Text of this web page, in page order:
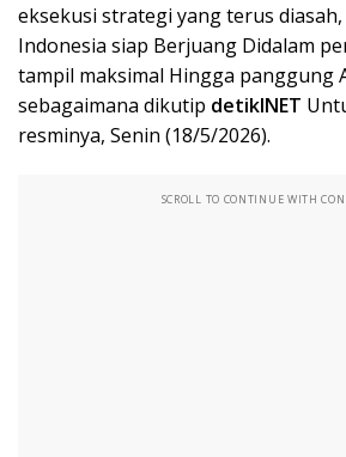
eksekusi strategi yang terus
Indonesia siap Berjuang Didalam
tampil maksimal Hingga panggung
sebagaimana dikutip detikINET
resminya, Senin (18/5/2026).
SCROLL TO CONTINUE WITH